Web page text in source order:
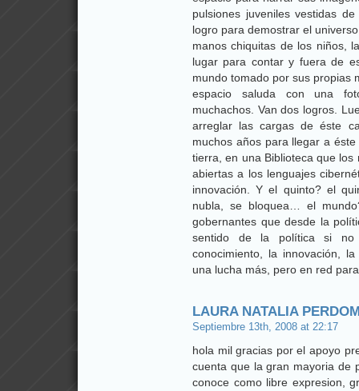
pulsiones juveniles vestidas
logro para demostrar el
manos chiquitas de los niños,
lugar para contar y fuera de
mundo tomado por sus propias
espacio saluda con una
muchachos. Van dos logros.
arreglar las cargas de éste
muchos años para llegar a
tierra, en una Biblioteca que
abiertas a los lenguajes
innovación. Y el quinto? el
nubla, se bloquea… el
gobernantes que desde la
sentido de la política si no
conocimiento, la innovación,
una lucha más, pero en red
LAURA NATALIA
Septiembre 13th, 2008 at 22:17
hola mil gracias por el apoyo
cuenta que la gran mayoria de
conoce como libre expresion,